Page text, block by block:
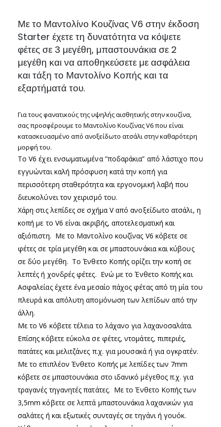
Με το Μαντολίνο Κουζίνας V6 στην έκδοση
Starter έχετε τη δυνατότητα να κόψετε
φέτες σε 3 μεγέθη, μπαστουνάκια σε 2
μεγέθη και να αποθηκεύσετε με ασφάλεια
και τάξη το Μαντολίνο Κοπής και τα
εξαρτήματά του.
Για τους φανατικούς της υψηλής αισθητικής στην κουζίνα,
σας προσφέρουμε το Μαντολίνο Κουζίνας V6 που είναι
κατασκευασμένο από ανοξείδωτο ατσάλι στην καθαρότερη
μορφή του.
Το V6 έχει ενσωματωμένα ”ποδαράκια” από λάστιχο που
εγγυώνται καλή πρόσφυση κατά την κοπή για
περισσότερη σταθερότητα και εργονομική λαβή που
διευκολύνει τον χειρισμό του.
Χάρη στις λεπίδες σε σχήμα V από ανοξείδωτο ατσάλι, η
κοπή με το V6 είναι ακριβής, αποτελεσματική και
αξιόπιστη. Με το Μαντολίνο κουζίνας V6 κόβετε σε
φέτες σε τρία μεγέθη και σε μπαστουνάκια και κύβους
σε δύο μεγέθη. Το Ένθετο Κοπής ορίζει την κοπή σε
λεπτές ή χονδρές φέτες. Ενώ με το Ένθετο Κοπής και
Ασφαλείας έχετε ένα μεσαίο πάχος φέτας από τη μία του
πλευρά και απόλυτη απομόνωση των λεπίδων από την
άλλη.
Με το V6 κόβετε τέλεια το λάχανο για λαχανοσαλάτα.
Επίσης κόβετε εύκολα σε φέτες, ντομάτες, πιπεριές,
πατάτες και μελιτζάνες π.χ. για μουσακά ή για ογκρατέν.
Με το επιπλέον Ένθετο Κοπής με λεπίδες των 7mm
κόβετε σε μπαστουνάκια στο ιδανικό μέγεθος π.χ. για
τραγανές τηγανητές πατάτες. Με το Ένθετο Κοπής των
3,5mm κόβετε σε λεπτά μπαστουνάκια λαχανικών για
σαλάτες ή και εξωτικές συνταγές σε τηγάνι ή γουόκ.